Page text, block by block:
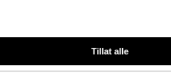
Tillat alle